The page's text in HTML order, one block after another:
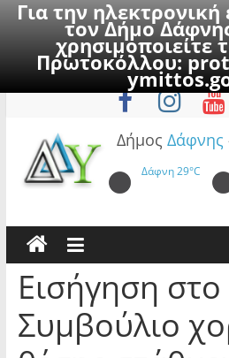
Για την
τον Δήμο
χρησιμοποιείτε
Πρωτοκόλλου:
to
Κυριακή, 9
Δήμος Δάφνης
Δάφνη29°C
Εισήγηση
Συμβούλιο